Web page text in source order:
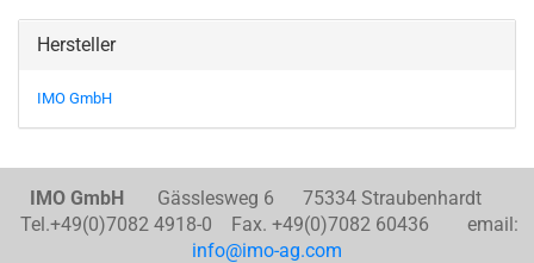
Hersteller
IMO GmbH
IMO GmbHGässlesweg 6 75334 Straubenhardt
Tel.+49(0)7082 4918-0 Fax. +49(0)7082 60436 email:
info@imo-ag.com